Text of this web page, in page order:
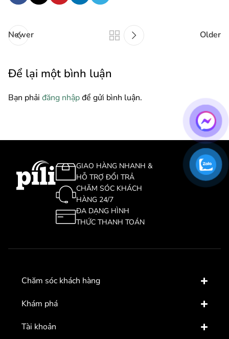
Newer Older
Để lại một bình luận
Bạn phải đăng nhậpđể gửi bình luận.
GIAO HÀNG NHANH &
HỖ TRỢ ĐỔI TRẢ
CHĂM SÓC KHÁCH
HÀNG 24/7
ĐA DẠNG HÌNH
THỨC THANH TOÁN
Chăm sóc khách hàng
Khám phá
Tài khoản